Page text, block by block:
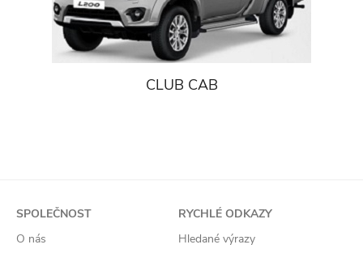
CLUB CAB
SPOLEČNOST
O nás
RYCHLÉ ODKAZY
Hledané výrazy